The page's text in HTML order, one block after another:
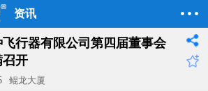
资讯
行器有限公司第四届董事会
召开
鲲龙大厦